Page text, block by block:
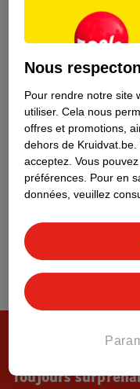
Toujours
Nous
Pour rendre notre site
utiliser. Cela nous
offres et promotions,
dehors de Kruidvat.be.
acceptez. Vous
préférences. Pour en
données, veuillez